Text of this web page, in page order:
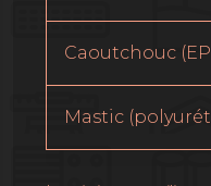
Caoutchouc
Mastic